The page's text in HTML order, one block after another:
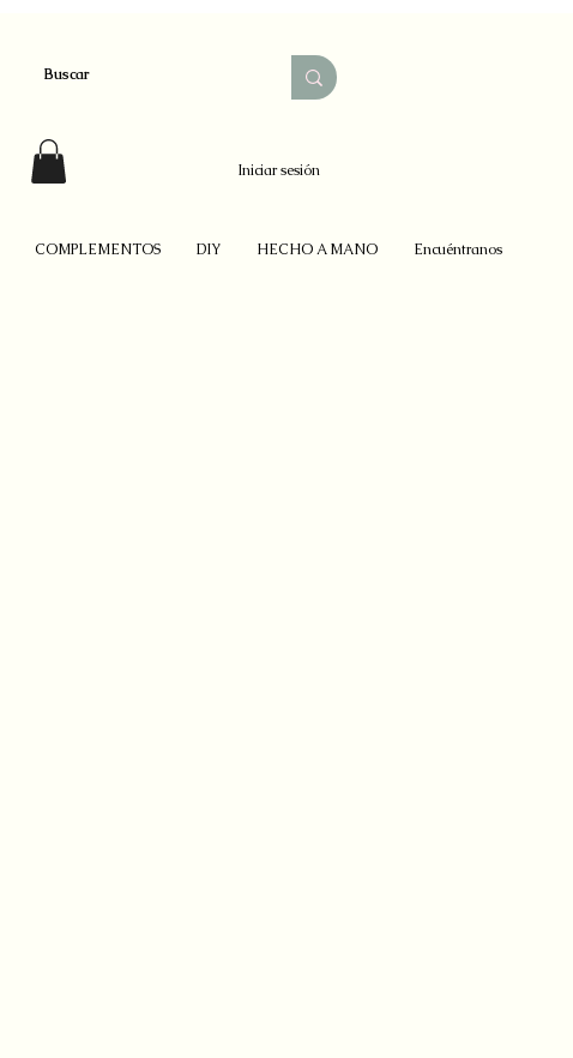
Iniciar sesión
COMPLEMENTOS DIY HECHO A MANO Encuéntranos